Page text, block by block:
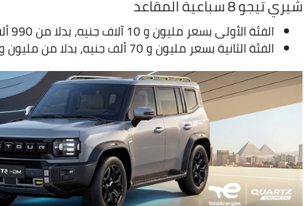
شيري تيجو 8 سباعية المقاعد
الفئة الأولى بسعر مليون و 10 آلاف جنيه، بدلا من 990 ألف جنيه
الفئة الثانية بسعر مليون و 70 ألف جنيه، بدلا من مليون و 40 ألف جنيه